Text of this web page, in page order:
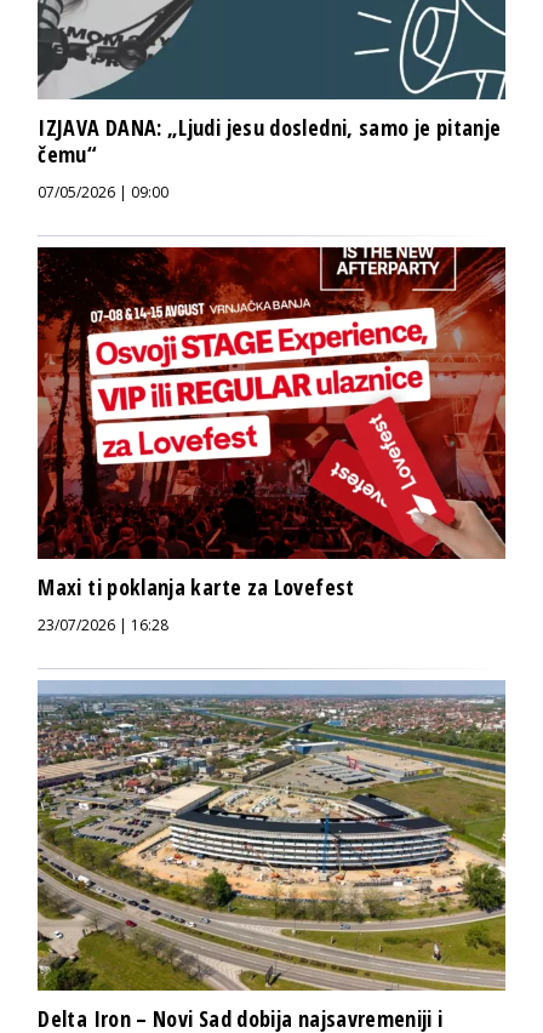
IZJAVA DANA: „Ljudi jesu dosledni, samo je pitanje
čemu“
07/05/2026 | 09:00
Maxi ti poklanja karte za Lovefest
23/07/2026 | 16:28
Delta Iron – Novi Sad dobija najsavremeniji i